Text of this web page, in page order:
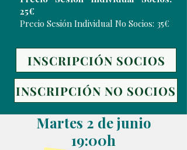
25€
Precio Sesión Individual No Socios: 35€
INSCRIPCIÓN SOCIOS
INSCRIPCIÓN NO SOCIOS
Martes 2 de junio
19:00h